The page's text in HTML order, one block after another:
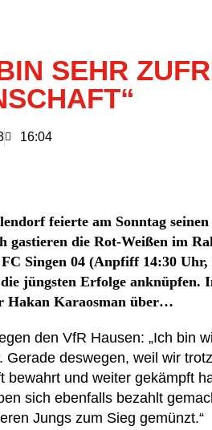
SEHR
16:04
feierte am Sonntag
gastieren die Rot-Weißen im
Singen 04 (Anpfiff 14:30
jüngsten Erfolge anknüpfen.
Hakan Karaosman über…
den VfR Hausen: „Ich bin
Gerade deswegen, weil wir
bewahrt und weiter gekämpft
sich ebenfalls bezahlt
Jungs zum Sieg gemünzt.“